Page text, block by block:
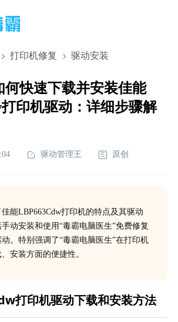
打印机修复 驱动安装
何快速下载并安装佳能
印机驱动：详细步骤解
驱动管理王 原创
能LBP663Cdw打印机的特点及其驱动
动安装和使用“毒霸电脑医生”免费修复
。特别强调了“毒霸电脑医生”在打印机
安装方面的便捷性。
打印机驱动下载和安装方法